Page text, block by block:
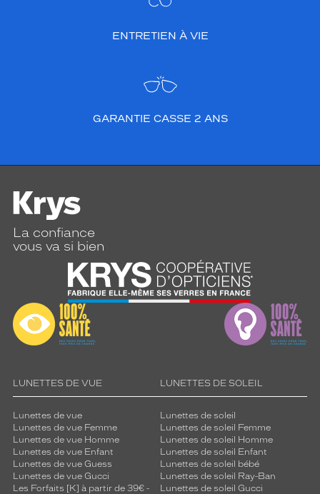
ENTRETIEN À VIE
GARANTIE CASSE 2 ANS
La confiance
vous va si bien
LUNETTES DE VUE
Lunettes de vue
Lunettes de vue Femme
Lunettes de vue Homme
Lunettes de vue Enfant
Lunettes de vue Guess
Lunettes de vue Gucci
Les Forfaits [K] à partir de 39€ -
LUNETTES DE SOLEIL
Lunettes de soleil
Lunettes de soleil Femme
Lunettes de soleil Homme
Lunettes de soleil Enfant
Lunettes de soleil bébé
Lunettes de soleil Ray-Ban
Lunettes de soleil Gucci